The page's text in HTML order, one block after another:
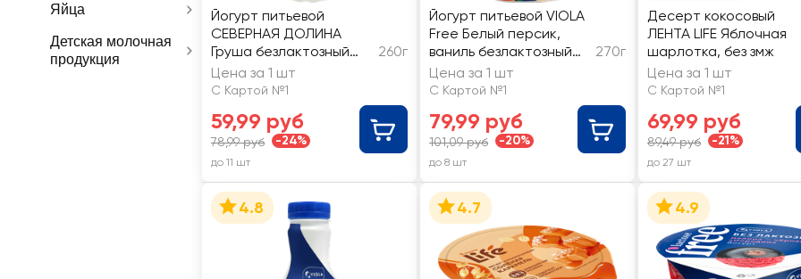
Яйца
Детская молочная
продукция
Йогурт питьевой
СЕВЕРНАЯ ДОЛИНА
Груша безлактозный
2,2%, без змж
260г
Цена за 1 шт
С Картой №1
59,99 руб
78,99 руб -24%
до 11 шт
Йогурт питьевой VIOLA
Free Белый персик,
ваниль безлактозный
1,1%, без змж
270г
Цена за 1 шт
С Картой №1
79,99 руб
101,09 руб -20%
до 8 шт
Десерт кокосовый
ЛЕНТА LIFE Яблочная
шарлотка, без змж
Цена за 1 шт
С Картой №1
69,99 руб
89,49 руб -21%
до 27 шт
4.8 4.7 4.9